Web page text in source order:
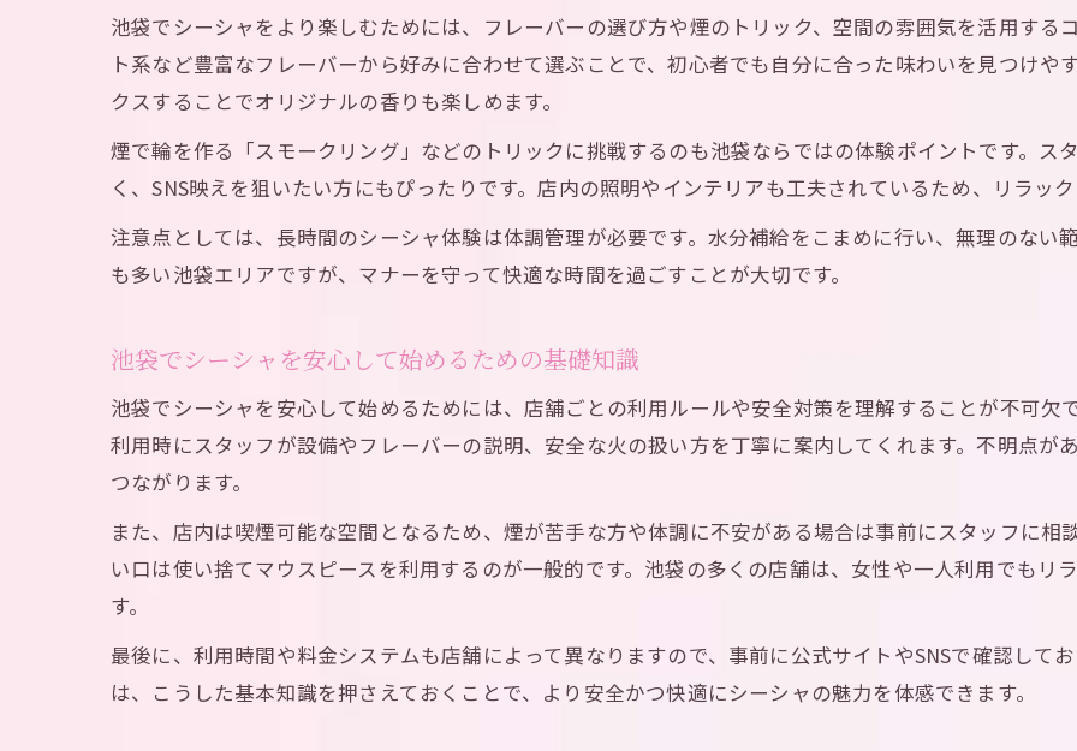
池袋でシーシャをより楽しむためには、フレーバーの選び方や煙のトリック、空間の雰囲気を活用する
ト系など豊富なフレーバーから好みに合わせて選ぶことで、初心者でも自分に合った味わいを見つけや
クスすることでオリジナルの香りも楽しめます。
煙で輪を作る「スモークリング」などのトリックに挑戦するのも池袋ならではの体験ポイントです。ス
く、SNS映えを狙いたい方にもぴったりです。店内の照明やインテリアも工夫されているため、リラッ
注意点としては、長時間のシーシャ体験は体調管理が必要です。水分補給をこまめに行い、無理のない
も多い池袋エリアですが、マナーを守って快適な時間を過ごすことが大切です。
池袋でシーシャを安心して始めるための基礎知識
池袋でシーシャを安心して始めるためには、店舗ごとの利用ルールや安全対策を理解することが不可欠
利用時にスタッフが設備やフレーバーの説明、安全な火の扱い方を丁寧に案内してくれます。不明点が
つながります。
また、店内は喫煙可能な空間となるため、煙が苦手な方や体調に不安がある場合は事前にスタッフに相
い口は使い捨てマウスピースを利用するのが一般的です。池袋の多くの店舗は、女性や一人利用でもリ
す。
最後に、利用時間や料金システムも店舗によって異なりますので、事前に公式サイトやSNSで確認して
は、こうした基本知識を押さえておくことで、より安全かつ快適にシーシャの魅力を体感できます。